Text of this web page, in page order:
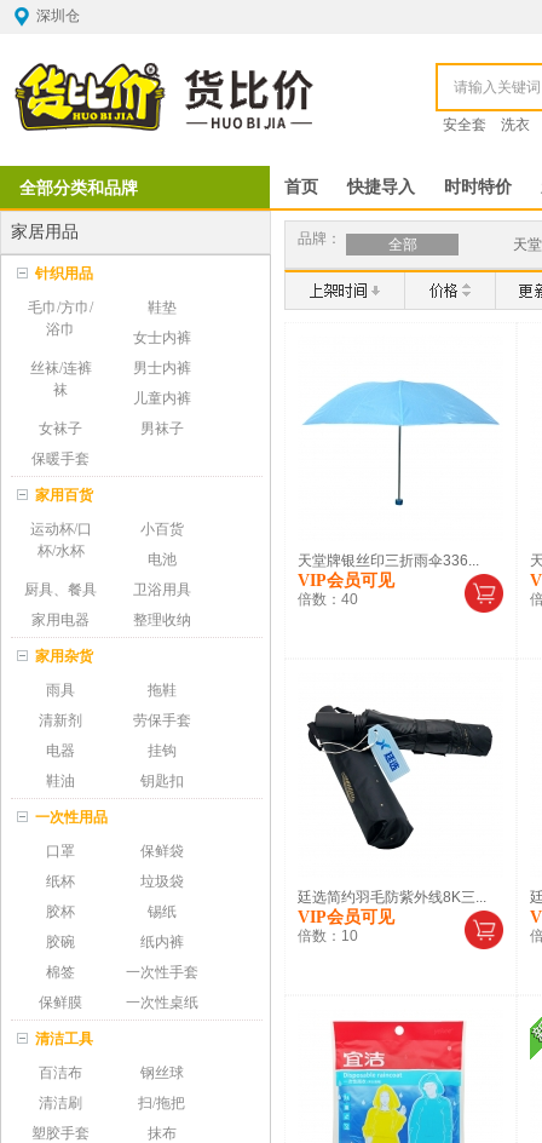
深圳仓
安全套 洗衣
全部分类和品牌 首页 快捷导入 时时特价
家居用品
针织用品
毛巾/方巾/
浴巾
鞋垫
女士内裤
丝袜/连裤
袜
男士内裤
儿童内裤
女袜子
男袜子
保暖手套
家用百货
运动杯/口
杯/水杯
小百货
电池
厨具、餐具
卫浴用具
家用电器
整理收纳
家用杂货
雨具
拖鞋
清新剂
劳保手套
电器
挂钩
鞋油
钥匙扣
一次性用品
口罩
保鲜袋
纸杯
垃圾袋
胶杯
锡纸
胶碗
纸内裤
棉签
一次性手套
保鲜膜
一次性桌纸
清洁工具
百洁布
钢丝球
清洁刷
扫/拖把
塑胶手套
抹布
品牌： 全部 天堂
天堂牌银丝印三折雨伞336...
VIP会员可见
倍数： 40
廷选简约羽毛防紫外线8K三...
VIP会员可见
倍数： 10